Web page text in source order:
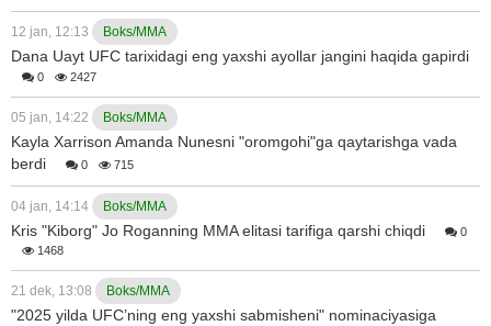
12 jan, 12:13 Boks/MMA
Dana Uayt UFC tarixidagi eng yaxshi ayollar jangini haqida gapirdi
0 2427
05 jan, 14:22 Boks/MMA
Kayla Xarrison Amanda Nunesni "oromgohi"ga qaytarishga vada
berdi
0 715
04 jan, 14:14 Boks/MMA
Kris "Kiborg" Jo Roganning MMA elitasi tarifiga qarshi chiqdi
0
1468
21 dek, 13:08 Boks/MMA
"2025 yilda UFC’ning eng yaxshi sabmisheni" nominaciyasiga